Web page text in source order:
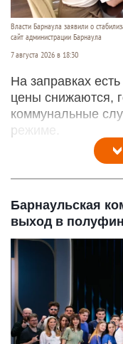
Власти Барнаула заявили о
сайт администрации Барнаула
7 августа 2026 в 18:30
На заправках
цены снижаются,
коммунальные
режиме.
Барнаульская
выход в